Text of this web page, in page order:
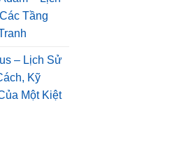
Tầng
– Lịch Sử
Kỹ
Một Kiệt